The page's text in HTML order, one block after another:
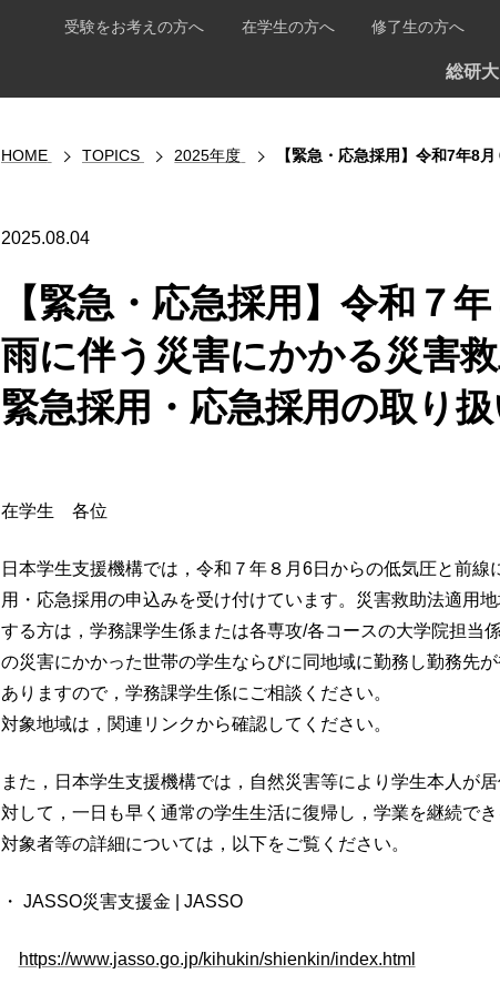
総研
受験をお考えの方へ 在学生の方へ 修了生の方へ
HOME TOPICS 2025年度 【緊急・応急採用】令和7年8月６日から
2025.08.04
【緊急・応急採用】令和７
雨に伴う災害にかかる災害
緊急採用・応急採用の取り
在学生 各位
日本学生支援機構では，令和７年８月6日からの低気圧と前
用・応急採用の申込みを受け付けています。災害救助法適用
する方は，学務課学生係または各専攻/各コースの大学院担当
の災害にかかった世帯の学生ならびに同地域に勤務し勤務先
ありますので，学務課学生係にご相談ください。
対象地域は，関連リンクから確認してください。
また，日本学生支援機構では，自然災害等により学生本人が
対して，一日も早く通常の学生生活に復帰し，学業を継続で
対象者等の詳細については，以下をご覧ください。
・ JASSO災害支援金 | JASSO
https://www.jasso.go.jp/kihukin/shienkin/index.html